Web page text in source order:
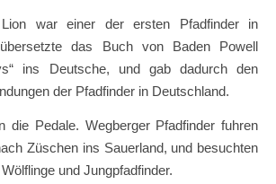
war einer der ersten Pfadfinder in
das Buch von Baden Powell
ins Deutsche, und gab dadurch den
der Pfadfinder in Deutschland.
die Pedale. Wegberger Pfadfinder fuhren
Züschen ins Sauerland, und besuchten
und Jungpfadfinder.